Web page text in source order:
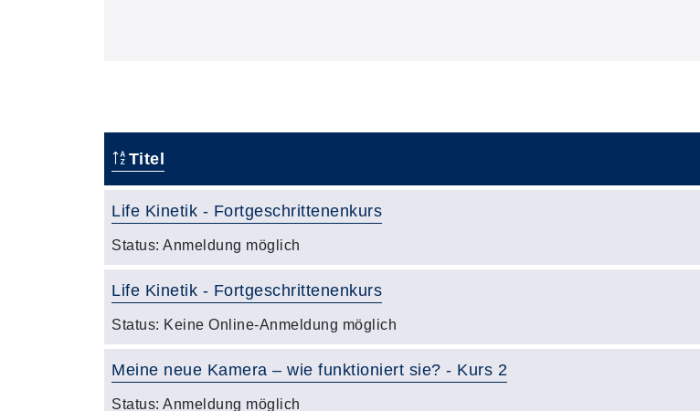
Titel
Life Kinetik - Fortgeschrittenenkurs
Status: Anmeldung möglich
Life Kinetik - Fortgeschrittenenkurs
Status: Keine Online-Anmeldung möglich
Meine neue Kamera – wie funktioniert sie? - Kurs 2
Status: Anmeldung möglich